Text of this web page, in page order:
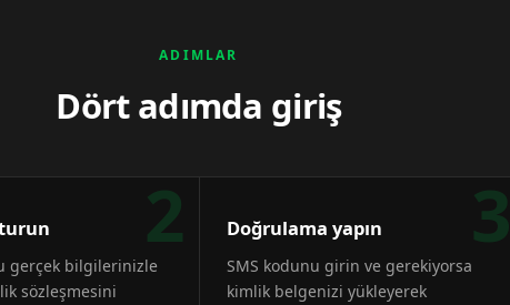
ADIMLAR
Dört adımda giriş
2
gerçek bilgilerinizle
sözleşmesini
3
Doğrulama yapın
SMS kodunu girin ve gerekiyorsa
kimlik belgenizi yükleyerek